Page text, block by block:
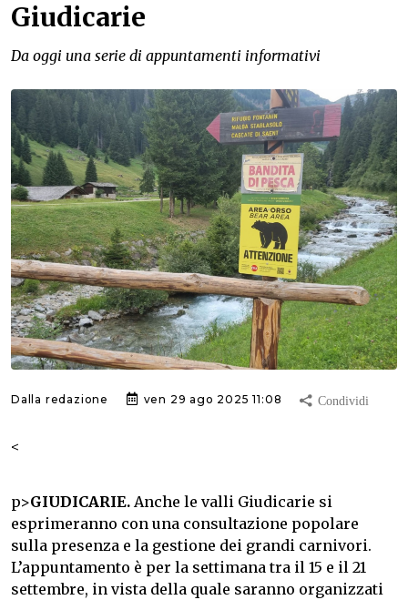
Giudicarie
Da oggi una serie di appuntamenti informativi
Dalla redazione ven 29 ago 2025 11:08
<
p>GIUDICARIE. Anche le valli Giudicarie si
esprimeranno con una consultazione popolare
sulla presenza e la gestione dei grandi carnivori.
L’appuntamento è per la settimana tra il 15 e il 21
settembre, in vista della quale saranno organizzati